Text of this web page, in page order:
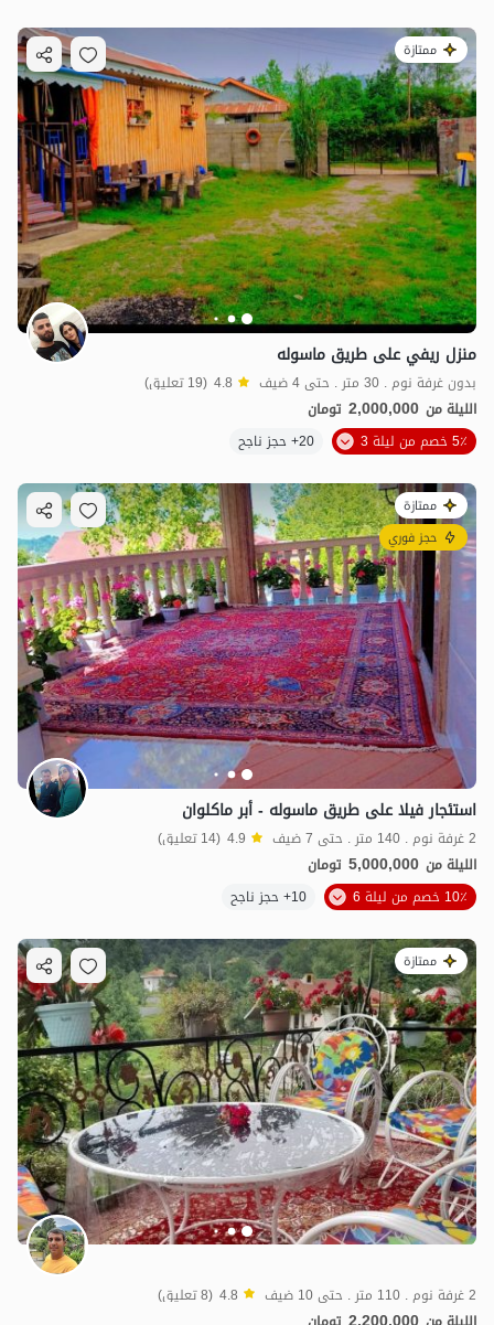
ممتازة
منزل ريفي على طريق ماسوله
بدون غرفة نوم . 30 متر . حتى 4 ضيف 4.8 (19 تعليق)
الليلة من 2,000,000 تومان
5٪ خصم من ليلة 3
20+ حجز ناجح
ممتازة
حجز فوري
استئجار فيلا على طريق ماسوله - أبر ماكلوان
2 غرفة نوم . 140 متر . حتى 7 ضيف 4.9 (14 تعليق)
الليلة من 5,000,000 تومان
10٪ خصم من ليلة 6
10+ حجز ناجح
ممتازة
2 غرفة نوم . 110 متر . حتى 10 ضيف 4.8 (8 تعليق)